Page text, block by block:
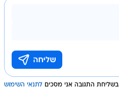
בשליחת התגובה אני מסכים לתנאי השימוש